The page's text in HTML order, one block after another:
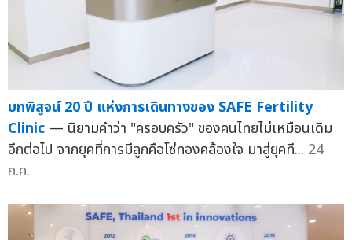
บทพิสูจน์ 20 ปี แห่งการเดินทางของ SAFE Fertility
Clinic — นิยามคำว่า "ครอบครัว" ของคนไทยไม่เหมือนเดิม
อีกต่อไป จากยุคที่การมีลูกคือโซ่ทองคล้องใจ มาสู่ยุคที... 24
ก.ค.